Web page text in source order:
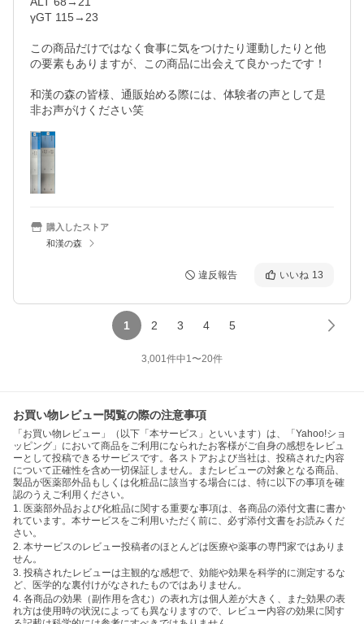
γGT 115→23
この商品だけではなく食事に気をつけたり運動したりと他
の要素もありますが、この商品に出会えて良かったです！
和漢の森の皆様、通販始める際には、体験者の声として是
非お声がけください笑
購入したストア
和漢の森
違反報告 いいね 13
1 2 3 4 5
3,001件中1〜20件
お買い物レビュー閲覧の際の注意事項
「お買い物レビュー」（以下「本サービス」といいます）は、「Yahoo!ショ
ッピング」において商品をご利用になられたお客様がご自身の感想をレビュ
ーとして投稿できるサービスです。各ストアおよび当社は、投稿された内容
について正確性を含め一切保証しません。またレビューの対象となる商品、
製品が医薬部外品もしくは化粧品に該当する場合には、特に以下の事項を確
認のうえご利用ください。
1. 医薬部外品および化粧品に関する重要な事項は、各商品の添付文書に書か
れています。本サービスをご利用いただく前に、必ず添付文書をお読みくだ
さい。
2. 本サービスのレビュー投稿者のほとんどは医療や薬事の専門家ではありま
せん。
3. 投稿されたレビューは主観的な感想で、効能や効果を科学的に測定するな
ど、医学的な裏付けがなされたものではありません。
4. 各商品の効果（副作用を含む）の表れ方は個人差が大きく、また効果の表
れ方は使用時の状況によっても異なりますので、レビュー内容の効果に関す